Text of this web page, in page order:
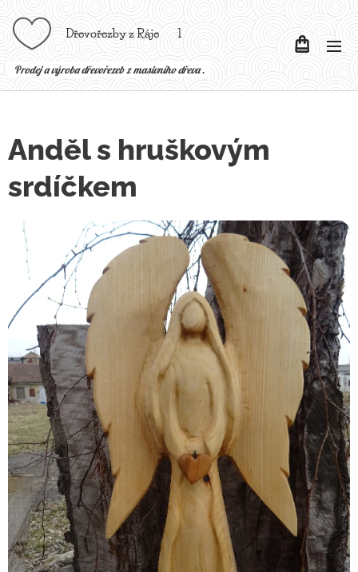
Dřevořezby z Ráje l
Prodej a výroba dřevořezeb z masivního dřeva .
Anděl s hruškovým
srdíčkem